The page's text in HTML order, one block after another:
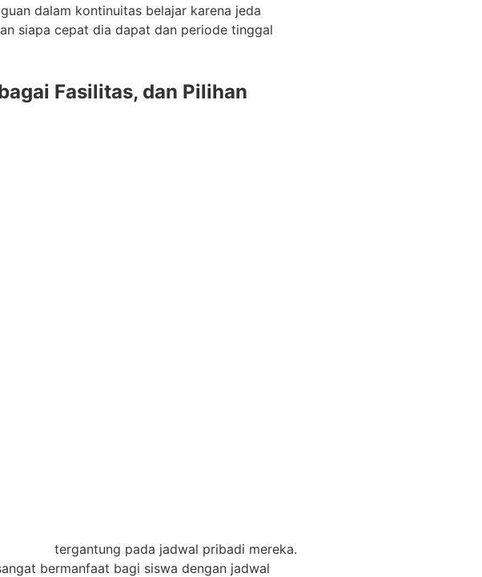
dalam kontinuitas belajar karena jeda
siapa cepat dia dapat dan periode tinggal
Fasilitas, dan Pilihan
jadwal pribadi mereka.
bermanfaat bagi siswa dengan jadwal